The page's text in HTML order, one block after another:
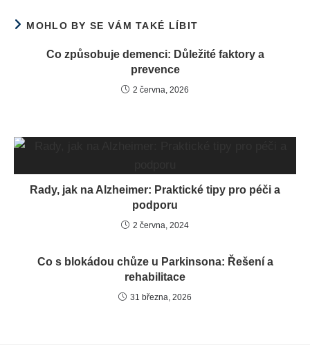
MOHLO BY SE VÁM TAKÉ LÍBIT
Co způsobuje demenci: Důležité faktory a
prevence
2 června, 2026
Rady, jak na Alzheimer: Praktické tipy pro péči a
podporu
2 června, 2024
Co s blokádou chůze u Parkinsona: Řešení a
rehabilitace
31 března, 2026